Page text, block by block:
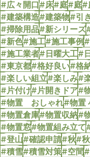
#広々開口#床#庭#庭#
#建築構造#建築物#引
#掃除用品#新シリーズ
#新色#施工#施工事例
#施工業者#日曜大工#
#東京都#格好良い#格
#楽しい組立#楽しみ#
#片付け#片開きドア#
#物置 おしゃれ#物置
#物置倉庫#物置収納#
#物置窓#物置組み立て
#登山#確認申請#秋#
#積雪#積雪対策#空間